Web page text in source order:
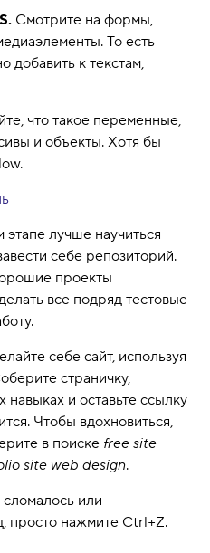
Смотрите на формы,
То есть
добавить к текстам,
что такое переменные,
и объекты. Хотя бы
этапе лучше научиться
себе репозиторий.
проекты
все подряд тестовые
себе сайт, используя
страничку,
навыках и оставьте ссылку
Чтобы вдохновиться,
в поиске free site
site web design.
или
просто нажмите Ctrl+Z.